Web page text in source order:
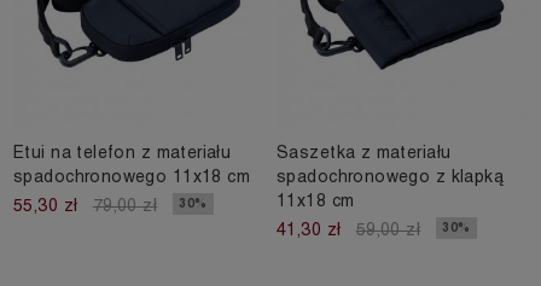
Etui na telefon z materiału
spadochronowego 11x18 cm
55,30 zł
79,00 zł 30%
Saszetka z materiału
spadochronowego z klapką
11x18 cm
41,30 zł
59,00 zł 30%